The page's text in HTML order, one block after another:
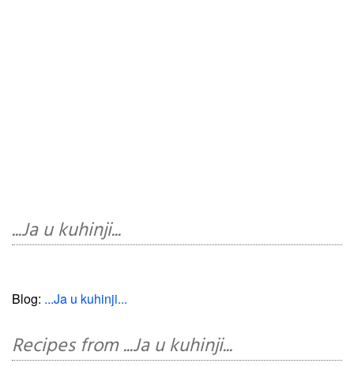
...Ja u kuhinji...
Blog: ...Ja u kuhinji...
Recipes from ...Ja u kuhinji...